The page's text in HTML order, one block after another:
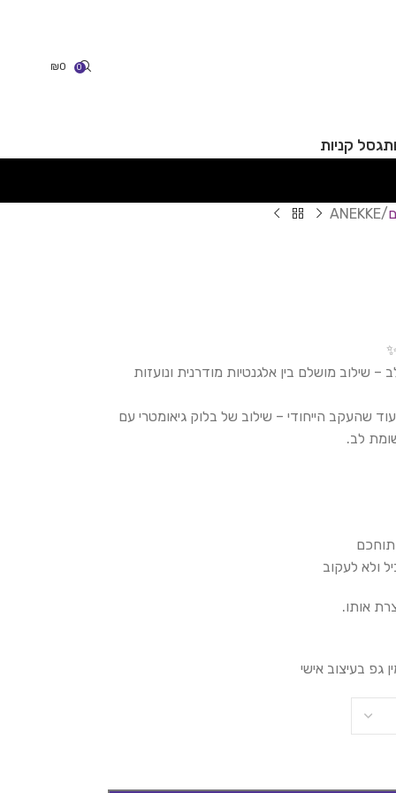
0
₪0
סל קניות
ANEKKE
מושלם בין אלגנטיות מודרנית ונועזות
שהעקב הייחודי – שילוב של בלוק גיאומטרי עם
לב.
ולא לעקוב
אותו.
גפ בעיצוב אישי